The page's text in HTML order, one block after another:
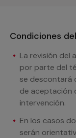
Condiciones
La revisión del
por parte del
se descontará
de aceptación
intervención.
En los casos
serán